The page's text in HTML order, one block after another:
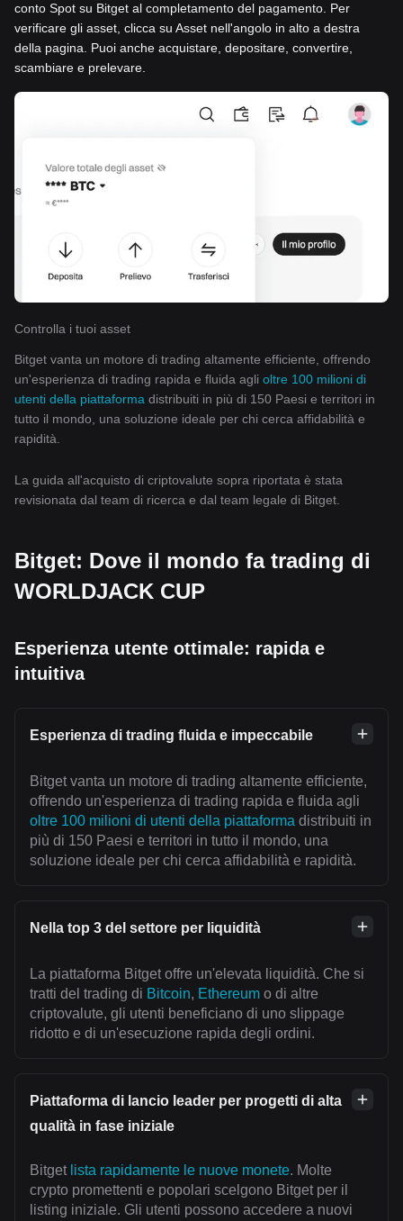
conto Spot su Bitget al completamento del pagamento. Per
verificare gli asset, clicca su Asset nell'angolo in alto a destra
della pagina. Puoi anche acquistare, depositare, convertire,
scambiare e prelevare.
Controlla i tuoi asset
Bitget vanta un motore di trading altamente efficiente, offrendo
un'esperienza di trading rapida e fluida agli oltre 100 milioni di
utenti della piattaforma distribuiti in più di 150 Paesi e territori in
tutto il mondo, una soluzione ideale per chi cerca affidabilità e
rapidità.
La guida all'acquisto di criptovalute sopra riportata è stata
revisionata dal team di ricerca e dal team legale di Bitget.
Bitget: Dove il mondo fa trading di
WORLDJACK CUP
Esperienza utente ottimale: rapida e
intuitiva
Esperienza di trading fluida e impeccabile
Bitget vanta un motore di trading altamente efficiente,
offrendo un'esperienza di trading rapida e fluida agli
oltre 100 milioni di utenti della piattaforma distribuiti in
più di 150 Paesi e territori in tutto il mondo, una
soluzione ideale per chi cerca affidabilità e rapidità.
Nella top 3 del settore per liquidità
La piattaforma Bitget offre un'elevata liquidità. Che si
tratti del trading di Bitcoin, Ethereum o di altre
criptovalute, gli utenti beneficiano di uno slippage
ridotto e di un'esecuzione rapida degli ordini.
Piattaforma di lancio leader per progetti di alta
qualità in fase iniziale
Bitget lista rapidamente le nuove monete. Molte
crypto promettenti e popolari scelgono Bitget per il
listing iniziale. Gli utenti possono accedere a nuovi